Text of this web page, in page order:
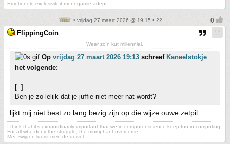
Emotionele exclusiviteit monogamie-adept
• vrijdag 27 maart 2026 @ 19:15 • 22
FlippingCoin
Weer zo'n kut millennial.
Op vrijdag 27 maart 2026 19:13 schreef Kaneelstokje
het volgende:
[..]
Ben je zo lelijk dat je juffie niet meer nat wordt?
lijkt mij niet best zo lang bezig zijn op die wijze ouwe zetpil
I think that it’s extraordinarily important that we in computer science keep fun in computing
For all who deny the struggle, the triumphant overcome
Met zwijgen kruist men de duivel